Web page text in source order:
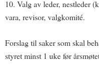
10. Valg av leder, nestleder
vara, revisor, valgkomité.
Forslag til saker som skal
styret minst 1 uke før